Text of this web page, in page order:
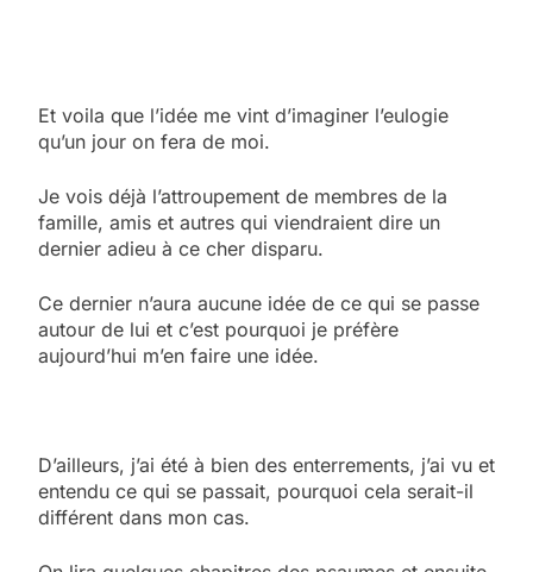
Et voila que l’idée me vint d’imaginer l’eulogie
qu’un jour on fera de moi.
Je vois déjà l’attroupement de membres de la
famille, amis et autres qui viendraient dire un
dernier adieu à ce cher disparu.
Ce dernier n’aura aucune idée de ce qui se passe
autour de lui et c’est pourquoi je préfère
aujourd’hui m’en faire une idée.
D’ailleurs, j’ai été à bien des enterrements, j’ai vu et
entendu ce qui se passait, pourquoi cela serait-il
différent dans mon cas.